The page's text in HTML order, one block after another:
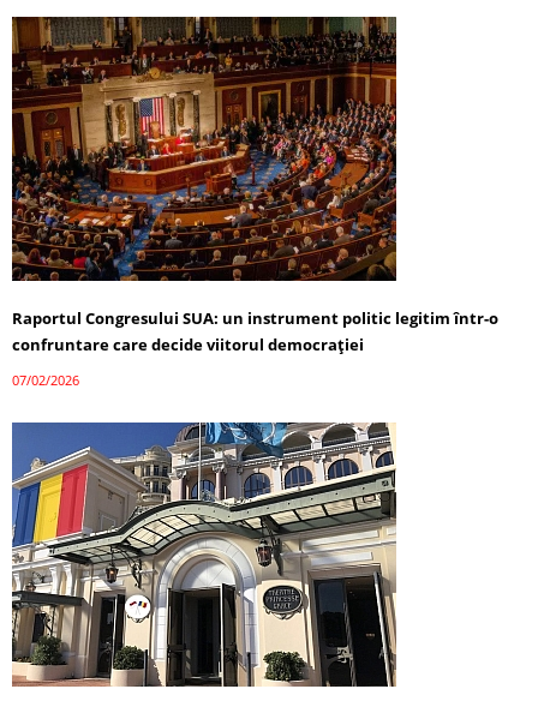
Raportul Congresului SUA: un instrument politic legitim într-o
confruntare care decide viitorul democrației
07/02/2026